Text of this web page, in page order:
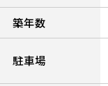
築年数
駐車場